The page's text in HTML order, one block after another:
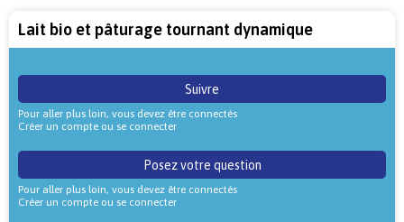
Lait bio et pâturage tournant dynamique
Suivre
Pour aller plus loin, vous devez être connectés
Créer un compte ou se connecter
Posez votre question
Pour aller plus loin, vous devez être connectés
Créer un compte ou se connecter